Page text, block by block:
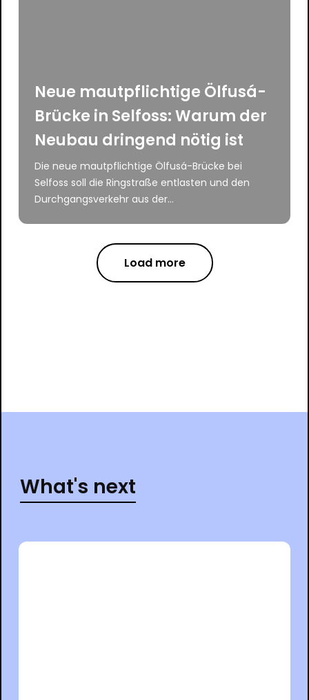
Neue mautpflichtige Ölfusá-
Brücke in Selfoss: Warum der
Neubau dringend nötig ist
Die neue mautpflichtige Ölfusá-Brücke bei
Selfoss soll die Ringstraße entlasten und den
Durchgangsverkehr aus der...
Load more
What's next